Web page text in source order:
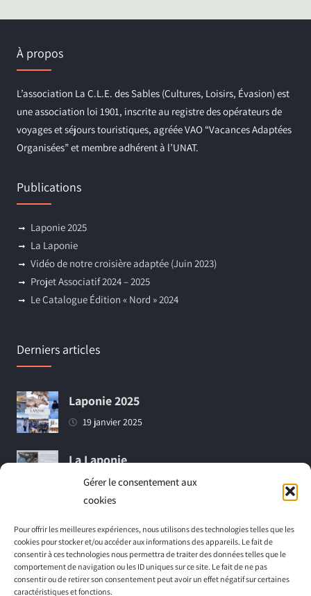
Gérer le consentement aux
cookies
Pour offrir les meilleures expériences, nous utilisons des technologies telles que les
cookies pour stocker et/ou accéder aux informations des appareils. Le fait de
consentir à ces technologies nous permettra de traiter des données telles que le
comportement de navigation ou les ID uniques sur ce site. Le fait de ne pas
consentir ou de retirer son consentement peut avoir un effet négatif sur certaines
caractéristiques et fonctions.
À propos
L’association La C.L.E. des Sables (Cultures, Loisirs, Évasion) est
une association loi 1901, inscrite au registre des opérateurs de
voyages et séjours touristiques, agréée VAO “Vacances Adaptées
Organisées” et membre adhérent à l’UNAT.
Publications
Laponie 2025
La Laponie
Vidéo de notre croisière adaptée (Juin 2023)
Projet Associatif 2024 – 2025
Le Catalogue Édition « Nord » 2024
Derniers articles
Laponie 2025
19 janvier 2025
La Laponie
18 mars 2024
2023)
1 décembre 2023